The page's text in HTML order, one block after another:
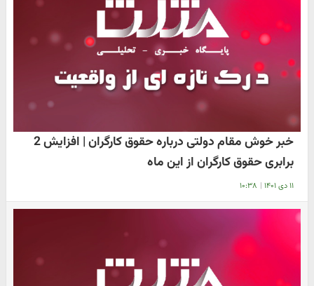
خبر خوش مقام دولتی درباره حقوق کارگران | افزایش 2
برابری حقوق کارگران از این ماه
۱۱ دی ۱۴۰۱ | ۱۰:۳۸